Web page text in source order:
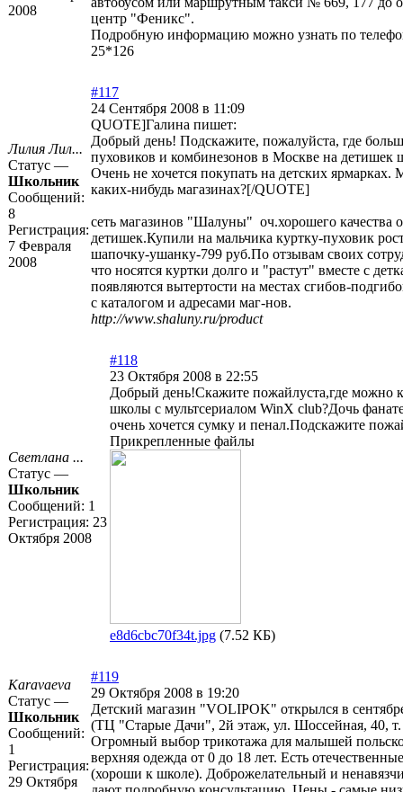
2008
центр "Феникс".
Подробную информацию можно узнать по
25*126
Лилия Лил...
Статус —
Школьник
Сообщений:
8
Регистрация:
7 Февраля
2008
#117
24 Сентября 2008 в 11:09
QUOTE]Галина пишет:
Добрый день! Подскажите, пожалуйста, где
пуховиков и комбинезонов в Москве на детишек
Очень не хочется покупать на детских ярмарках.
каких-нибудь магазинах?[/QUOTE]
сеть магазинов "Шалуны" оч.хорошего качества
детишек.Купили на мальчика куртку-пуховик
шапочку-ушанку-799 руб.По отзывам своих
что носятся куртки долго и "растут" вместе с
появляются вытертости на местах сгибов-
с каталогом и адресами маг-нов.
http://www.shaluny.ru/product
Светлана ...
Статус —
Школьник
Сообщений: 1
Регистрация: 23
Октября 2008
#118
23 Октября 2008 в 22:55
Добрый день!Скажите пожайлуста,где можно
школы с мультсериалом WinX club?Дочь
очень хочется сумку и пенал.Подскажите
Прикрепленные файлы
e8d6cbc70f34t.jpg (7.52 КБ)
Karavaeva
Статус —
Школьник
Сообщений:
1
Регистрация:
29 Октября
#119
29 Октября 2008 в 19:20
Детский магазин "VOLIPOK" открылся в
(ТЦ "Старые Дачи", 2й этаж, ул. Шоссейная, 40, т.
Огромный выбор трикотажа для малышей
верхняя одежда от 0 до 18 лет. Есть
(хороши к школе). Доброжелательный и